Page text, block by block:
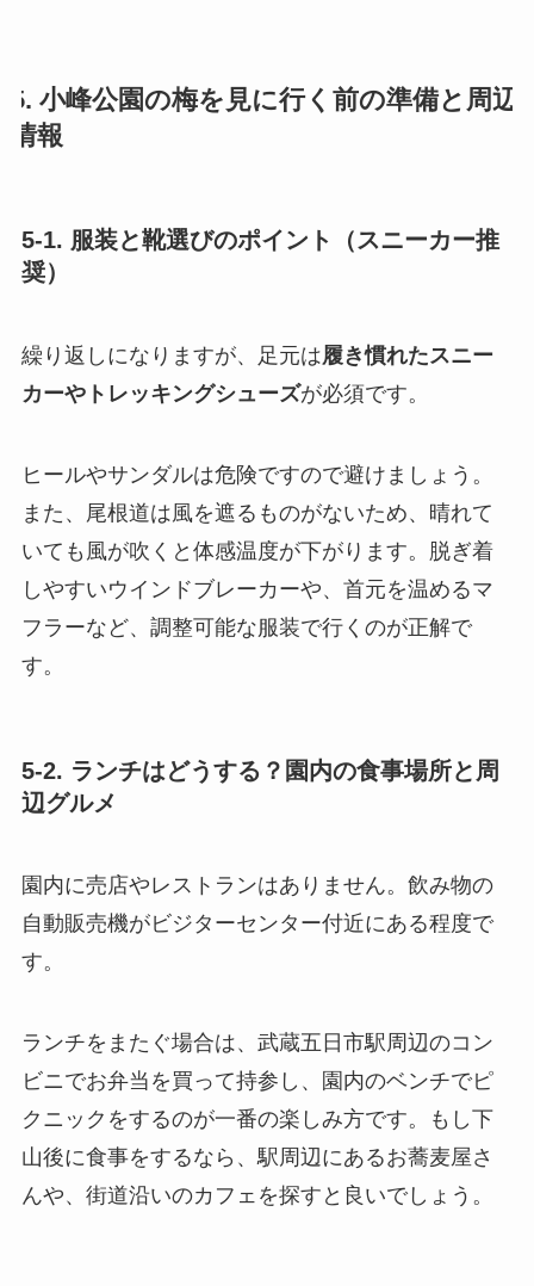
5. 小峰公園の梅を見に行く前の準備と周辺
情報
5-1. 服装と靴選びのポイント（スニーカー推
奨）
繰り返しになりますが、足元は履き慣れたスニー
カーやトレッキングシューズが必須です。
ヒールやサンダルは危険ですので避けましょう。
また、尾根道は風を遮るものがないため、晴れて
いても風が吹くと体感温度が下がります。脱ぎ着
しやすいウインドブレーカーや、首元を温めるマ
フラーなど、調整可能な服装で行くのが正解で
す。
5-2. ランチはどうする？園内の食事場所と周
辺グルメ
園内に売店やレストランはありません。飲み物の
自動販売機がビジターセンター付近にある程度で
す。
ランチをまたぐ場合は、武蔵五日市駅周辺のコン
ビニでお弁当を買って持参し、園内のベンチでピ
クニックをするのが一番の楽しみ方です。もし下
山後に食事をするなら、駅周辺にあるお蕎麦屋さ
んや、街道沿いのカフェを探すと良いでしょう。